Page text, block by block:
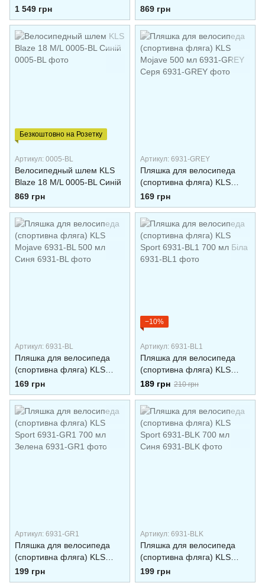
1 549 грн
Червоний
869 грн
Безкоштовно на Розетку
Артикул: 0005-BL
Велоcипедный шлем KLS
Blaze 18 M/L 0005-BL Синій
869 грн
Артикул: 6931-GREY
Пляшка для велосипеда
(спортивна фляга) KLS
Mojave 500 мл 6931-GREY
Cеря
169 грн
Артикул: 6931-BL
Пляшка для велосипеда
(спортивна фляга) KLS
Mojave 6931-BL 500 мл
Синя
169 грн
−10%
Артикул: 6931-BL1
Пляшка для велосипеда
(спортивна фляга) KLS
Sport 6931-BL1 700 мл Біла
189 грн 210 грн
Артикул: 6931-GR1
Пляшка для велосипеда
(спортивна фляга) KLS
Sport 6931-GR1 700 мл
Зелена
199 грн
Артикул: 6931-BLK
Пляшка для велосипеда
(спортивна фляга) KLS
Sport 6931-BLK 700 мл
Синя
199 грн